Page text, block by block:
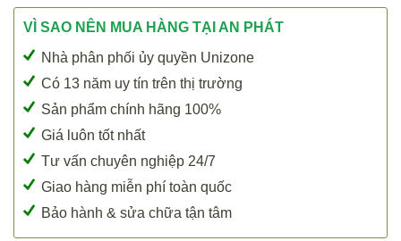
VÌ SAO NÊN MUA HÀNG TẠI AN PHÁT
Nhà phân phối ủy quyền Unizone
Có 13 năm uy tín trên thị trường
Sản phẩm chính hãng 100%
Giá luôn tốt nhất
Tư vấn chuyên nghiệp 24/7
Giao hàng miễn phí toàn quốc
Bảo hành & sửa chữa tận tâm